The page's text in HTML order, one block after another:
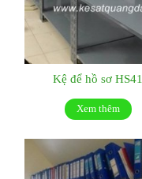
Kệ để hồ sơ HS41
Xem thêm